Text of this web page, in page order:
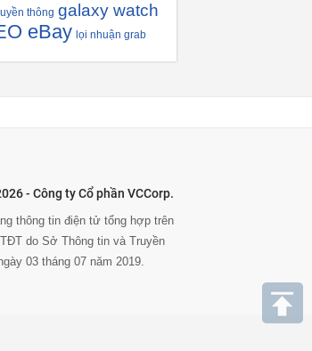
thông galaxy watch
eBay lọi nhuận grab
- Công ty Cổ phần VCCorp.
thông tin điện tử tổng hợp trên
do Sở Thông tin và Truyền
03 tháng 07 năm 2019.